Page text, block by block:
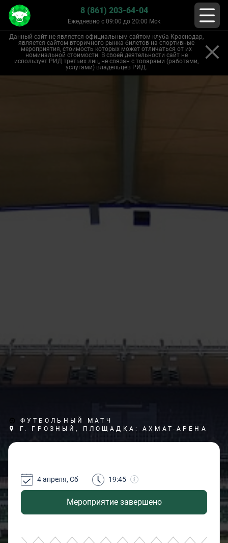
8 (861) 203-64-04
Ежедневно с 09:00 до 20:00 Мск
Данный сайт не является официальным сайтом клуба Краснодар,
является сайтом вторичного рынка билетов на спортивные
мероприятия, стоимость которых может отличаться от их
номинальной стоимости. В своей деятельности сайт не
использует РИД третьих лиц, не связан с товарами (работами,
услугами) владельцев РИД.
ФУТБОЛЬНЫЙ МАТЧ
Г. ГРОЗНЫЙ, ПЛОЩАДКА: АХМАТ-АРЕНА
Мероприятие завершено
4 апреля, Сб 19:45